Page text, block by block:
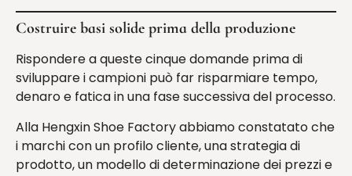
Costruire basi solide prima della produzione
Rispondere a queste cinque domande prima di
sviluppare i campioni può far risparmiare tempo,
denaro e fatica in una fase successiva del processo.
Alla Hengxin Shoe Factory abbiamo constatato che
i marchi con un profilo cliente, una strategia di
prodotto, un modello di determinazione dei prezzi e